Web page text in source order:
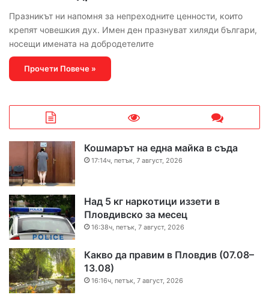
Празникът ни напомня за непреходните ценности, които
крепят човешкия дух. Имен ден празнуват хиляди българи,
носещи имената на добродетелите
Прочети Повече »
Кошмарът на една майка в съда
17:14ч, петък, 7 август, 2026
Над 5 кг наркотици иззети в
Пловдивско за месец
16:38ч, петък, 7 август, 2026
Какво да правим в Пловдив (07.08–
13.08)
16:16ч, петък, 7 август, 2026